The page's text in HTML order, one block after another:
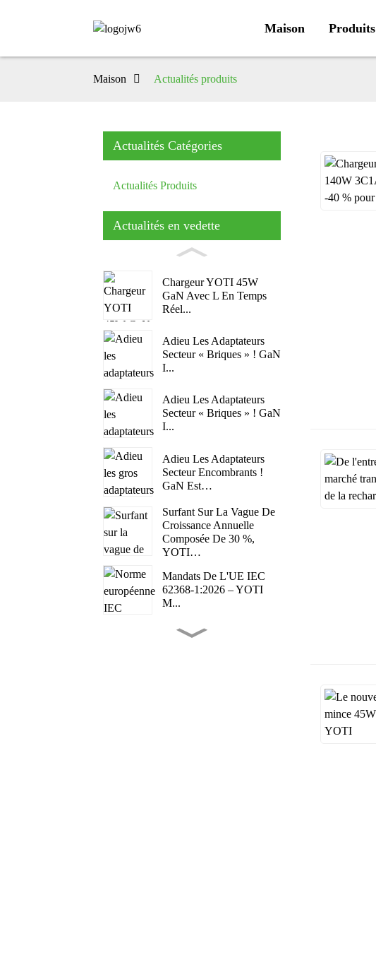
Maison Produits
Maison Actualités produits
Actualités Catégories
Actualités Produits
Actualités en vedette
Chargeur YOTI 45W
GaN Avec L En Temps
Réel...
Adieu Les Adaptateurs
Secteur « Briques » ! GaN
I...
Adieu Les Adaptateurs
Secteur « Briques » ! GaN
I...
Adieu Les Adaptateurs
Secteur Encombrants !
GaN Est…
Surfant Sur La Vague De
Croissance Annuelle
Composée De 30 %,
YOTI…
Mandats De L'UE IEC
62368-1:2026 – YOTI
M...
YOTI S'associe À Global